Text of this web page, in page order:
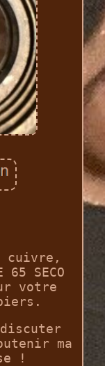
cuivre,
65 SECO
votre
ma
!